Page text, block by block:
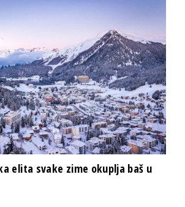
elita svake zime okuplja baš u